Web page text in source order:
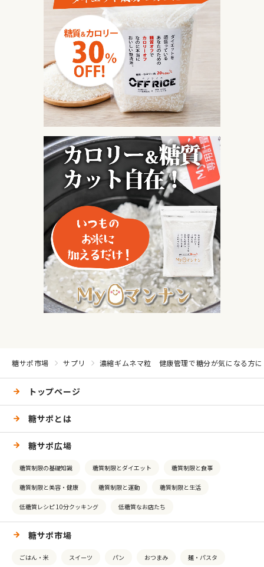
糖サポ市場 サプリ 濃縮ギムネマ粒 健康管理で糖分が気になる方に
トップページ
糖サポとは
糖サポ広場
糖質制限の基礎知識 糖質制限とダイエット 糖質制限と食事
糖質制限と美容・健康 糖質制限と運動 糖質制限と生活
低糖質レシピ 10分クッキング 低糖質なお店たち
糖サポ市場
ごはん・米 スイーツ パン おつまみ 麺・パスタ